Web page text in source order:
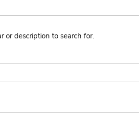
or description to search for.